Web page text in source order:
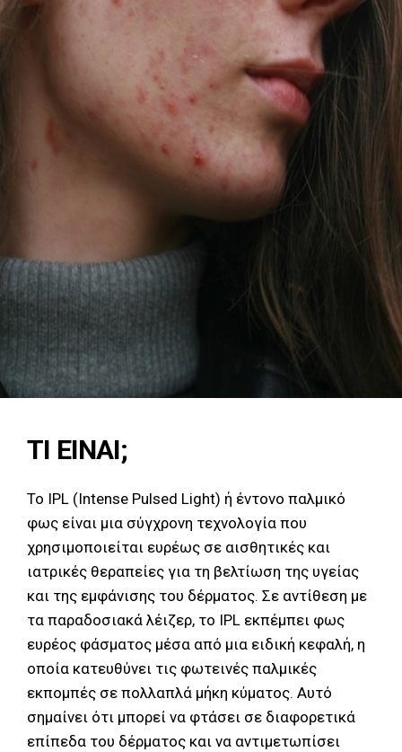
ΤΙ ΕΙΝΑΙ;
Το IPL (Intense Pulsed Light) ή έντονο παλμικό
φως είναι μια σύγχρονη τεχνολογία που
χρησιμοποιείται ευρέως σε αισθητικές και
ιατρικές θεραπείες για τη βελτίωση της υγείας
και της εμφάνισης του δέρματος. Σε αντίθεση με
τα παραδοσιακά λέιζερ, το IPL εκπέμπει φως
ευρέος φάσματος μέσα από μια ειδική κεφαλή, η
οποία κατευθύνει τις φωτεινές παλμικές
εκπομπές σε πολλαπλά μήκη κύματος. Αυτό
σημαίνει ότι μπορεί να φτάσει σε διαφορετικά
επίπεδα του δέρματος και να αντιμετωπίσει